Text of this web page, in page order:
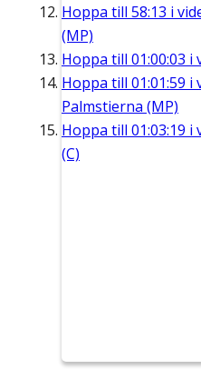
Hoppa till 58:13 i
(MP)
Hoppa till 01:00:03 i
Hoppa till 01:01:59 i
Palmstierna (MP)
Hoppa till 01:03:19 i
(C)